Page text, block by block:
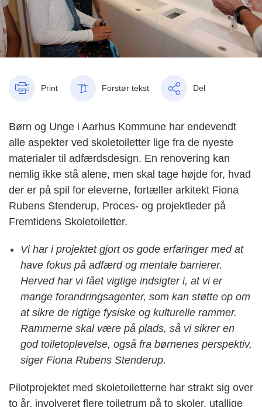
Print Forstør tekst Del
Børn og Unge i Aarhus Kommune har endevendt
alle aspekter ved skoletoiletter lige fra de nyeste
materialer til adfærdsdesign. En renovering kan
nemlig ikke stå alene, men skal tage højde for, hvad
der er på spil for eleverne, fortæller arkitekt Fiona
Rubens Stenderup, Proces- og projektleder på
Fremtidens Skoletoiletter.
Vi har i projektet gjort os gode erfaringer med at
have fokus på adfærd og mentale barrierer.
Herved har vi fået vigtige indsigter i, at vi er
mange forandringsagenter, som kan støtte op om
at sikre de rigtige fysiske og kulturelle rammer.
Rammerne skal være på plads, så vi sikrer en
god toiletoplevelse, også fra børnenes perspektiv,
siger Fiona Rubens Stenderup.
Pilotprojektet med skoletoiletterne har strakt sig over
to år, involveret flere toiletrum på to skoler, utallige